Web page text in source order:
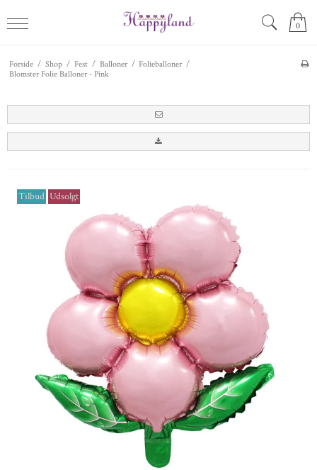
0
Forside / Shop / Fest / Balloner / Folieballoner /
Blomster Folie Balloner - Pink
Tilbud Udsolgt